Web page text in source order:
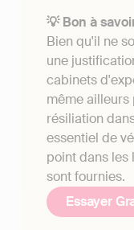
💡 Bon à
Bien qu'il ne
une
cabinets
même
résiliation
essentiel de
point dans les
sont fournies.
Essayer